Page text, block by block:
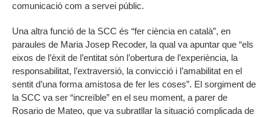
comunicació com a servei públic.
Una altra funció de la SCC és “fer ciència en català”, en
paraules de Maria Josep Recoder, la qual va apuntar que “els
eixos de l’èxit de l’entitat són l’obertura de l’experiència, la
responsabilitat, l’extraversió, la convicció i l’amabilitat en el
sentit d’una forma amistosa de fer les coses”. El sorgiment de
la SCC va ser “increïble” en el seu moment, a parer de
Rosario de Mateo, que va subratllar la situació complicada de